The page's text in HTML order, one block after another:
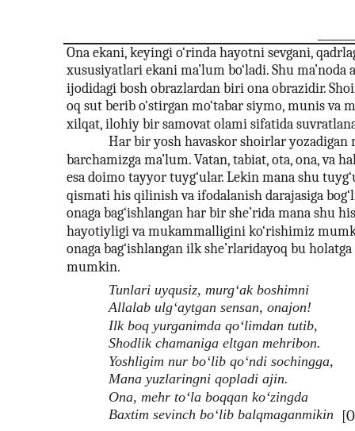
Ona ekani, keyingi o‘rinda hayotni sevgani,
xususiyatlari ekani ma’lum bo‘ladi. Shu
ijodidagi bosh obrazlardan biri ona obrazidir.
oq sut berib o‘stirgan mo‘tabar siymo, munis va
xilqat, ilohiy bir samovat olami sifatida
Har bir yosh havaskor shoirlar yozadigan
barchamizga ma’lum. Vatan, tabiat, ota, ona, va
esa doimo tayyor tuyg‘ular. Lekin mana shu
qismati his qilinish va ifodalanish darajasiga
onaga bag‘ishlangan har bir she’rida mana shu
hayotiyligi va mukammalligini ko‘rishimiz
onaga bag‘ishlangan ilk she’rlaridayoq bu
mumkin.
Tunlari uyqusiz, murg‘ak boshimni
Allalab ulg‘aytgan sensan, onajon!
Ilk boq yurganimda qo‘limdan tutib,
Shodlik chamaniga eltgan mehribon.
Yoshligim nur bo‘lib qo‘ndi sochingga,
Mana yuzlaringni qopladi ajin.
Ona, mehr to‘la boqqan ko‘zingda
Baxtim sevinch bo‘lib balqmaganmikin